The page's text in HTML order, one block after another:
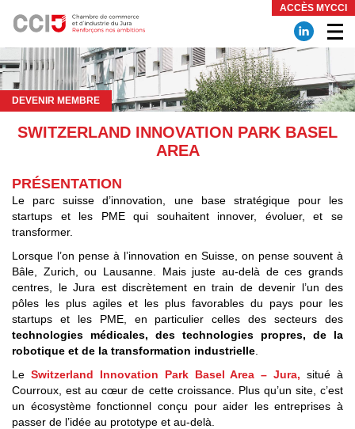
ACCÈS MYCCI
DEVENIR MEMBRE
SWITZERLAND INNOVATION PARK BASEL
AREA
PRÉSENTATION
Le parc suisse d’innovation, une base stratégique pour les
startups et les PME qui souhaitent innover, évoluer, et se
transformer.
Lorsque l’on pense à l’innovation en Suisse, on pense souvent à
Bâle, Zurich, ou Lausanne. Mais juste au-delà de ces grands
centres, le Jura est discrètement en train de devenir l’un des
pôles les plus agiles et les plus favorables du pays pour les
startups et les PME, en particulier celles des secteurs des
technologies médicales, des technologies propres, de la
robotique et de la transformation industrielle
Le Switzerland Innovation Park Basel Area – Jura, situé à
Courroux, est au cœur de cette croissance. Plus qu’un site, c’est
un écosystème fonctionnel conçu pour aider les entreprises à
passer de l’idée au prototype et au-delà.